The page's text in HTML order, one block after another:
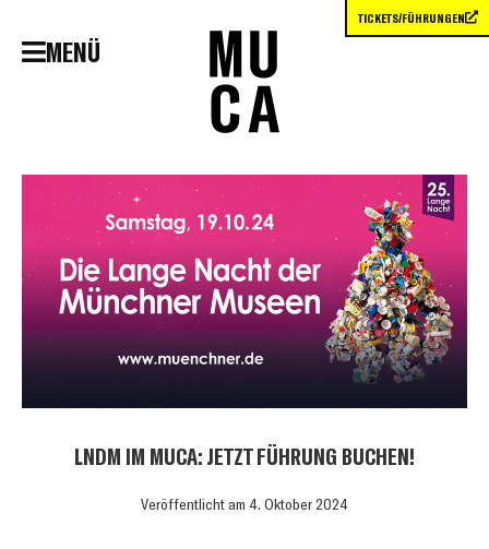
MENÜ
LNDM IM MUCA: JETZT FÜHRUNG BUCHEN!
Veröffentlicht am 4. Oktober 2024
TICKETS/FÜHRUNGEN